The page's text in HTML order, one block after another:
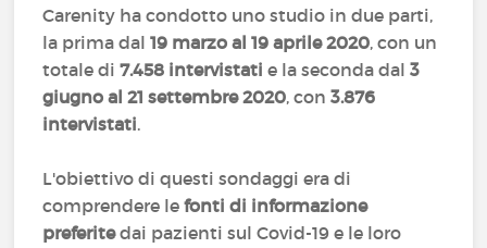
Carenity ha condotto uno studio in due parti,
la prima dal19 marzo al 19 aprile 2020, con un
totale di7.458 intervistati e la seconda dal3
giugno al 21 settembre 2020, con3.876
intervistati.
L'obiettivo di questi sondaggi era di
comprendere lefonti di informazione
preferitedai pazienti sul Covid-19 e le loro